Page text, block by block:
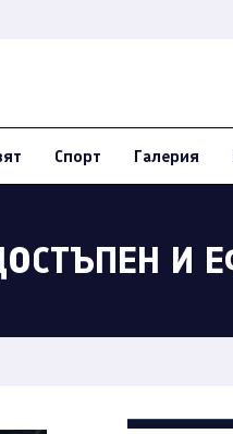
Спорт Галерия
И